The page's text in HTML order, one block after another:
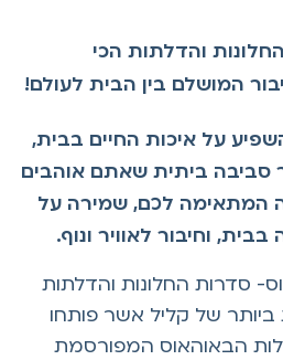
והדלתות הכי
המושלם בין הבית לעולם!
על איכות החיים בבית,
ביתית שאתם אוהבים
המתאימה לכם, שמירה על
וחיבור לאוויר ונוף.
סדרות החלונות והדלתות
של קליל אשר פותחו
הבאוהאוס המפורסמת